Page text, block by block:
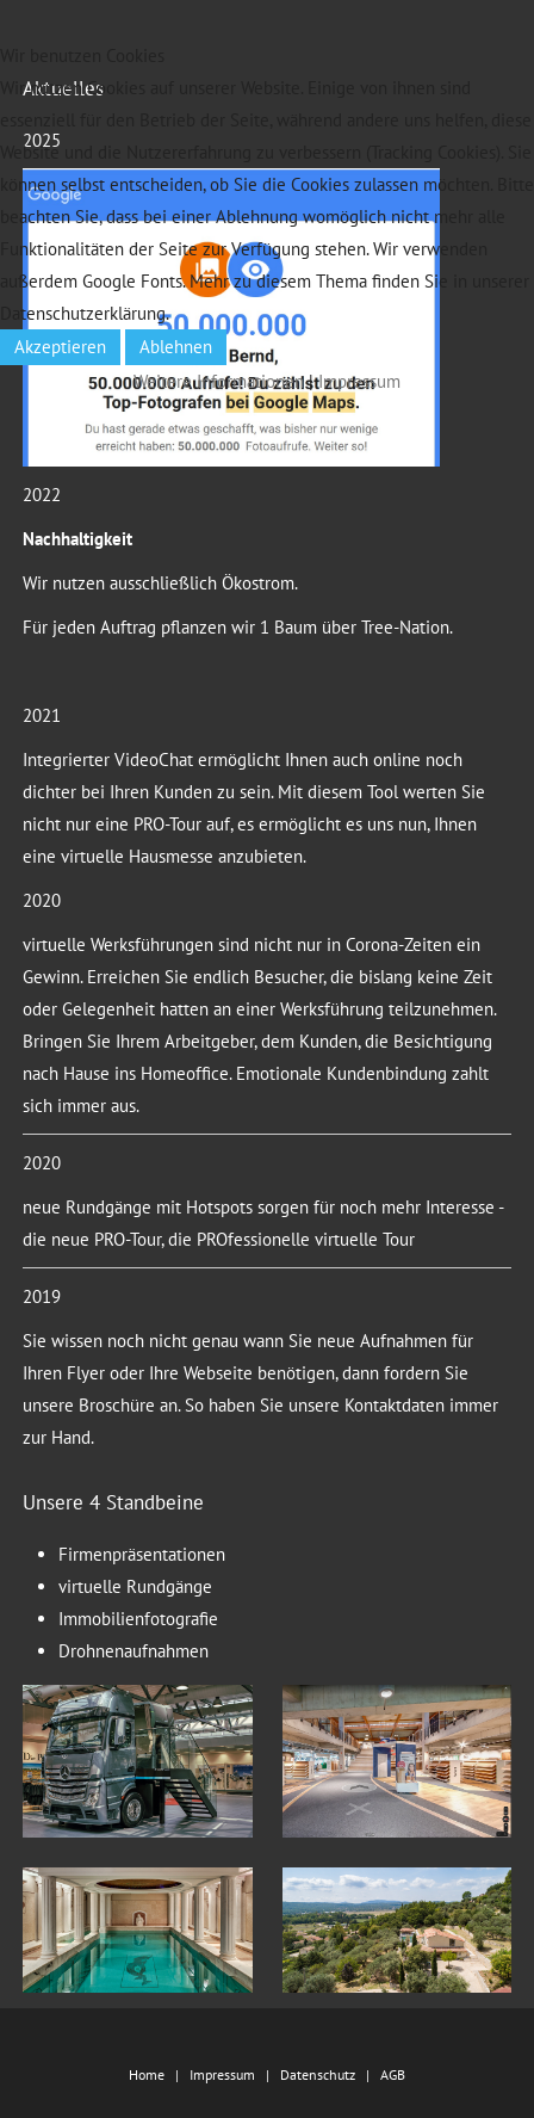
Aktuelles
2025
2022
Nachhaltigkeit
Wir nutzen ausschließlich Ökostrom.
Für jeden Auftrag pflanzen wir 1 Baum über Tree-Nation.
2021
Integrierter VideoChat ermöglicht Ihnen auch online noch
dichter bei Ihren Kunden zu sein. Mit diesem Tool werten Sie
nicht nur eine PRO-Tour auf, es ermöglicht es uns nun, Ihnen
eine virtuelle Hausmesse anzubieten.
2020
virtuelle Werksführungen sind nicht nur in Corona-Zeiten ein
Gewinn. Erreichen Sie endlich Besucher, die bislang keine Zeit
oder Gelegenheit hatten an einer Werksführung teilzunehmen.
Bringen Sie Ihrem Arbeitgeber, dem Kunden, die Besichtigung
nach Hause ins Homeoffice. Emotionale Kundenbindung zahlt
sich immer aus.
2020
neue Rundgänge mit Hotspots sorgen für noch mehr Interesse -
die neue PRO-Tour, die PROfessionelle virtuelle Tour
2019
Sie wissen noch nicht genau wann Sie neue Aufnahmen für
Ihren Flyer oder Ihre Webseite benötigen, dann fordern Sie
unsere Broschüre an. So haben Sie unsere Kontaktdaten immer
zur Hand.
Unsere 4 Standbeine
Firmenpräsentationen
virtuelle Rundgänge
Immobilienfotografie
Drohnenaufnahmen
Home Impressum Datenschutz AGB
Wir nutzen Cookies auf unserer Website. Einige von ihnen sind
Website und die Nutzererfahrung zu verbessern (Tracking Cookies). Sie
können selbst entscheiden, ob Sie die Cookies zulassen möchten. Bitte
beachten Sie, dass bei einer Ablehnung womöglich nicht mehr alle
Funktionalitäten der Seite zur Verfügung stehen. Wir verwenden
außerdem Google Fonts. Mehr zu diesem Thema finden Sie in unserer
Datenschutzerklärung.
Akzeptieren
Ablehnen
Weitere Informationen|Impressum